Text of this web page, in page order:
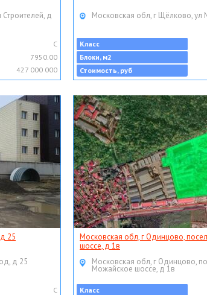
д
C
7950.00
427 000 000
Московская обл, г Щёлково, ул
Класс
Блоки, м2
Стоимость, руб
25
д 25
C
Московская обл, г Одинцово,
шоссе, д 1в
Московская обл, г Одинцово,
Можайское шоссе, д 1в
Класс